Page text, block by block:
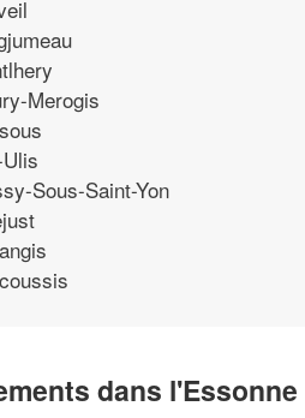
Merogis
Sous-Saint-Yon
dans l'Essonne